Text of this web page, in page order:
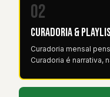
02
Curadoria &
Curadoria mensal
Curadoria é narrativa,